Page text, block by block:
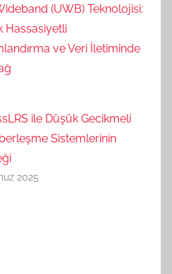
(UWB) Teknolojisi:
Hassasiyetli
ve Veri İletiminde
ile Düşük Gecikmeli
Sistemlerinin
2025